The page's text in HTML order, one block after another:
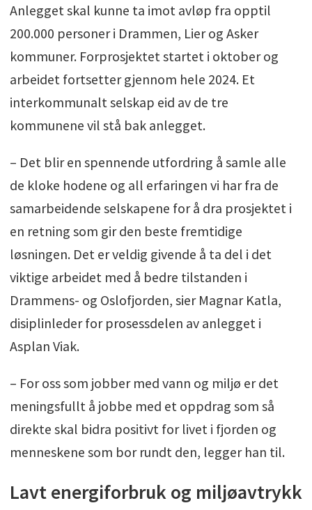
Anlegget skal kunne ta imot avløp fra opptil
200.000 personer i Drammen, Lier og Asker
kommuner. Forprosjektet startet i oktober og
arbeidet fortsetter gjennom hele 2024. Et
interkommunalt selskap eid av de tre
kommunene vil stå bak anlegget.
– Det blir en spennende utfordring å samle alle
de kloke hodene og all erfaringen vi har fra de
samarbeidende selskapene for å dra prosjektet i
en retning som gir den beste fremtidige
løsningen. Det er veldig givende å ta del i det
viktige arbeidet med å bedre tilstanden i
Drammens- og Oslofjorden, sier Magnar Katla,
disiplinleder for prosessdelen av anlegget i
Asplan Viak.
– For oss som jobber med vann og miljø er det
meningsfullt å jobbe med et oppdrag som så
direkte skal bidra positivt for livet i fjorden og
menneskene som bor rundt den, legger han til.
Lavt energiforbruk og miljøavtrykk